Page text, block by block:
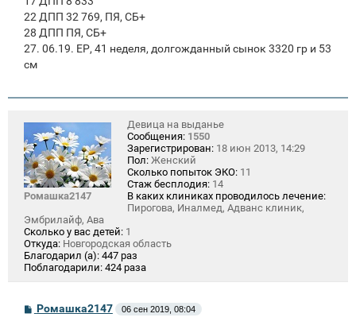
22 ДПП 32 769, ПЯ, СБ+
28 ДПП ПЯ, СБ+
27. 06.19. ЕР, 41 неделя, долгожданный сынок 3320 гр и 53
см
Ромашка2147
Девица на выданье
Сообщения: 1550
Зарегистрирован: 18 июн 2013, 14:29
Пол: Женский
Сколько попыток ЭКО: 11
Стаж бесплодия: 14
В каких клиниках проводилось лечение:
Пирогова, Иналмед, Адванс клиник,
Эмбрилайф, Ава
Сколько у вас детей: 1
Откуда: Новгородская область
Благодарил (а): 447 раз
Поблагодарили: 424 раза
С
о
Ромашка2147 06 сен 2019, 08:04